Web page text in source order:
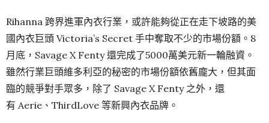
Rihanna 跨界進軍內衣行業，或許能夠從正在走下坡路的美
國內衣巨頭 Victoria’s Secret 手中奪取不少的市場份額。8
月底，Savage X Fenty 還完成了5000萬美元新一輪融資。
雖然行業巨頭維多利亞的秘密的市場份額依舊龐大，但其面
臨的競爭對手眾多，除了 Savage X Fenty 之外，還
有 Aerie、ThirdLove 等新興內衣品牌。